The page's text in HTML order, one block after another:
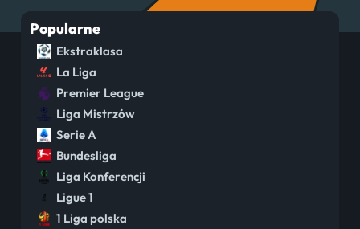
Popularne
Ekstraklasa
La Liga
Premier League
Liga Mistrzów
Serie A
Bundesliga
Liga Konferencji
Ligue 1
1 Liga polska